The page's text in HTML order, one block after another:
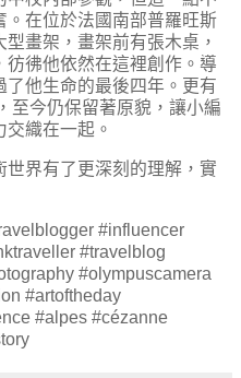
。在位於法國南部普羅旺斯
畫架，畫架前有張木桌，
彷彿他依然在這裡創作。導
他生命的最後四年。更有
至今仍保留著原貌，讓小編
織在一起。
界有了更深刻的理解，實
#influencer
#travelblog
#olympuscamera
#artoftheday
#alpes #cézanne